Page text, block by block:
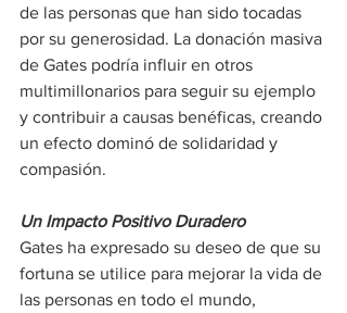
de las personas que han sido tocadas
por su generosidad. La donación masiva
de Gates podría influir en otros
multimillonarios para seguir su ejemplo
y contribuir a causas benéficas, creando
un efecto dominó de solidaridad y
compasión.
Un Impacto Positivo Duradero
Gates ha expresado su deseo de que su
fortuna se utilice para mejorar la vida de
las personas en todo el mundo,